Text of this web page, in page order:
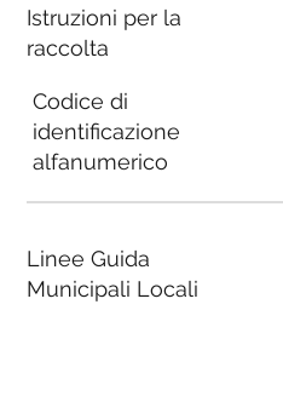
Istruzioni per la
raccolta
Codice di
identificazione
alfanumerico
Linee Guida
Municipali Locali